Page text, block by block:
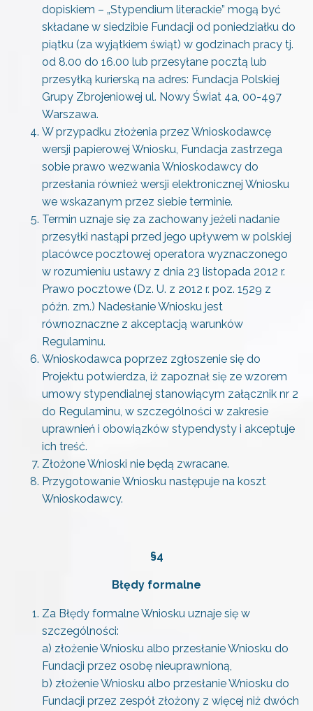
dopiskiem – „Stypendium literackie” mogą być
składane w siedzibie Fundacji od poniedziałku do
piątku (za wyjątkiem świąt) w godzinach pracy tj.
od 8.00 do 16.00 lub przesyłane pocztą lub
przesyłką kurierską na adres: Fundacja Polskiej
Grupy Zbrojeniowej ul. Nowy Świat 4a, 00-497
Warszawa.
W przypadku złożenia przez Wnioskodawcę
wersji papierowej Wniosku, Fundacja zastrzega
sobie prawo wezwania Wnioskodawcy do
przesłania również wersji elektronicznej Wniosku
we wskazanym przez siebie terminie.
Termin uznaje się za zachowany jeżeli nadanie
przesyłki nastąpi przed jego upływem w polskiej
placówce pocztowej operatora wyznaczonego
w rozumieniu ustawy z dnia 23 listopada 2012 r.
Prawo pocztowe (Dz. U. z 2012 r. poz. 1529 z
późn. zm.) Nadesłanie Wniosku jest
równoznaczne z akceptacją warunków
Regulaminu.
Wnioskodawca poprzez zgłoszenie się do
Projektu potwierdza, iż zapoznał się ze wzorem
umowy stypendialnej stanowiącym załącznik nr 2
do Regulaminu, w szczególności w zakresie
uprawnień i obowiązków stypendysty i akceptuje
ich treść.
Złożone Wnioski nie będą zwracane.
Przygotowanie Wniosku następuje na koszt
Wnioskodawcy.
§4
Błędy formalne
Za Błędy formalne Wniosku uznaje się w
szczególności:
a) złożenie Wniosku albo przesłanie Wniosku do
Fundacji przez osobę nieuprawnioną,
b) złożenie Wniosku albo przesłanie Wniosku do
Fundacji przez zespół złożony z więcej niż dwóch